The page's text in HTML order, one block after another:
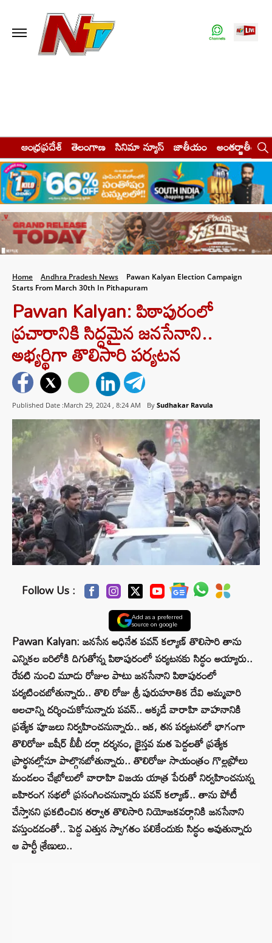
ఆంధ్రప్రదేశ్ తెలంగాణ సినిమా న్యూస్ జాతీయం అంతర్జాతీయం
Home Andhra Pradesh News
Pawan Kalyan Election Campaign
Starts From March 30th In Pithapuram
Pawan Kalyan: పిఠాపురంలో
ప్రచారానికి సిద్ధమైన జనసేనాని..
అభ్యర్థిగా తొలిసారి పర్యటన
Published Date :March 29, 2024 , 8:24 AM By Sudhakar Ravula
Follow Us :
Add as a preferred
source on google
Pawan Kalyan: జనసేన అధినేత పవన్‌ కల్యాణ్‌ తొలిసారి తాను
ఎన్నికల బరిలోకి దిగుతోన్న పిఠాపురంలో పర్యటనకు సిద్ధం అయ్యారు..
రేపటి నుంచి మూడు రోజుల పాటు జనసేనాని పిఠాపురంలో
పర్యటించబోతున్నారు.. తొలి రోజు శ్రీ పురుహూతిక దేవి అమ్మవారి
ఆలచాన్ని దర్శించుకోనున్నారు పవన్‌.. అక్కడే వారాహి వాహనానికి
ప్రత్యేక పూజలు నిర్వహించనున్నారు.. ఇక, తన పర్యటనలో భాగంగా
తొలిరోజు బషీర్ బీబీ దర్గా దర్శనం, క్రైస్తవ మత పెద్దలతో ప్రత్యేక
ప్రార్థనల్లోనూ పాల్గొనబోతున్నారు.. తొలిరోజు సాయంత్రం గొల్లప్రోలు
మండలం చేబ్రోలులో వారాహి విజయ యాత్ర పేరుతో నిర్వహించనున్న
బహిరంగ సభలో ప్రసంగించనున్నారు పవన్‌ కల్యాణ్‌.. తాను పోటీ
చేస్తానని ప్రకటించిన తర్వాత తొలిసారి నియోజకవర్గానికి జనసేనాని
వస్తుండడంతో.. పెద్ద ఎత్తున స్వాగతం పలికేందుకు సిద్ధం అవుతున్నారు
ఆ పార్టీ శ్రేణులు..